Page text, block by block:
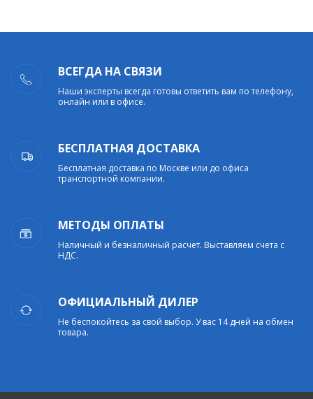
ВСЕГДА НА СВЯЗИ
Наши эксперты всегда готовы ответить вам по телефону,
онлайн или в офисе.
БЕСПЛАТНАЯ ДОСТАВКА
Бесплатная доставка по Москве или до офиса
транспортной компании.
МЕТОДЫ ОПЛАТЫ
Наличный и безналичный расчет. Выставляем счета с
НДС.
ОФИЦИАЛЬНЫЙ ДИЛЕР
Не беспокойтесь за свой выбор. У вас 14 дней на обмен
товара.